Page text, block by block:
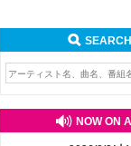
SEARCH
NOW ON